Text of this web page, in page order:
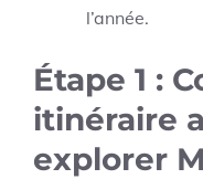
l’année.
Étape 1 :
itinéraire
explorer